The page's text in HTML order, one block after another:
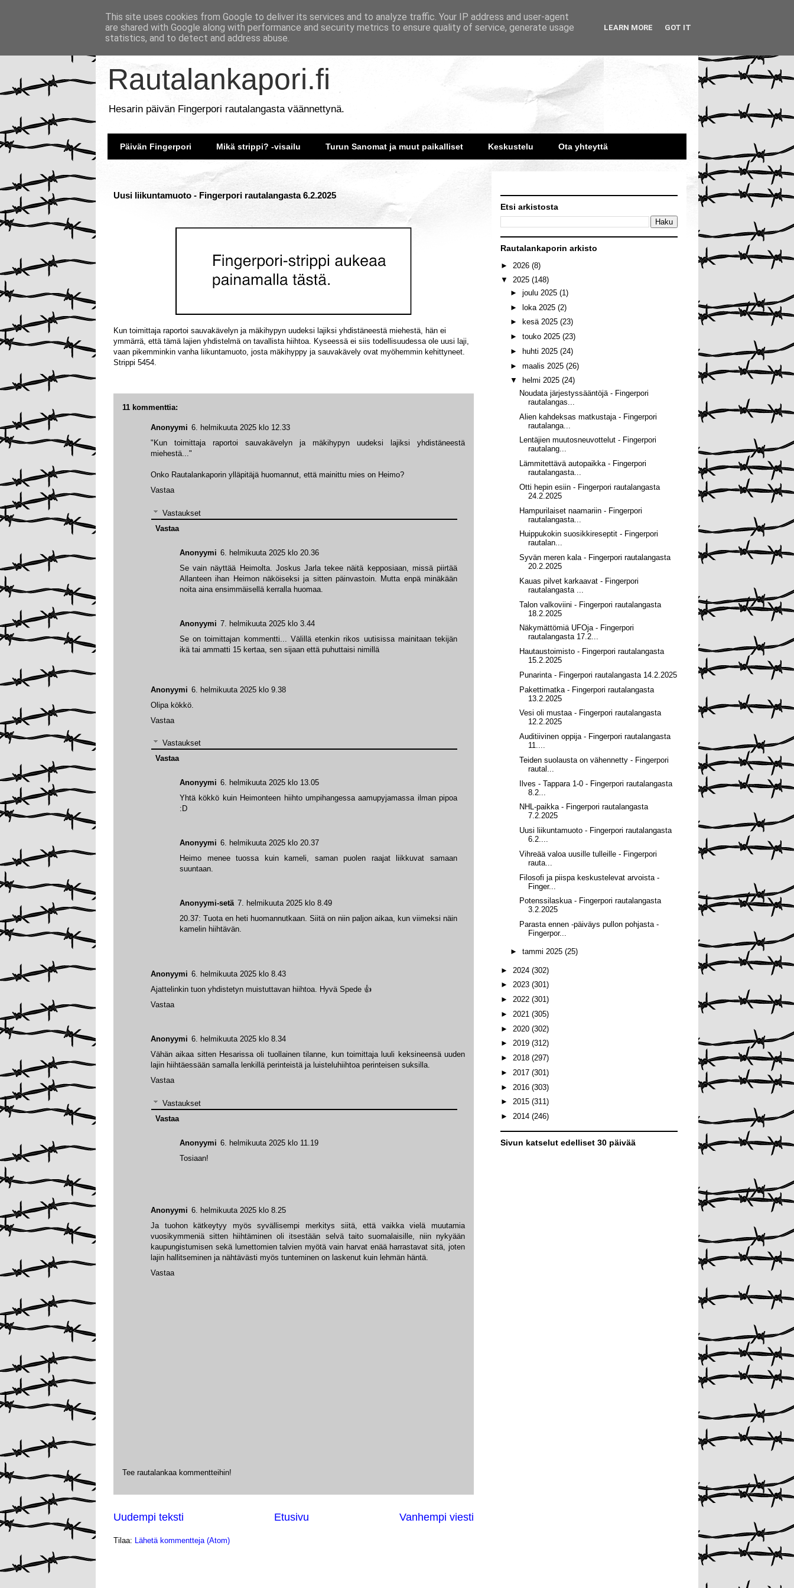
Rautalankapori.fi
Hesarin päivän Fingerpori rautalangasta väännettynä.
Päivän Fingerpori Mikä strippi? -visailu Turun Sanomat ja muut paikalliset Keskustelu Ota yhteyttä
Uusi liikuntamuoto - Fingerpori rautalangasta 6.2.2025
Kun toimittaja raportoi sauvakävelyn ja mäkihypyn uudeksi lajiksi yhdistäneestä miehestä, hän ei
ymmärrä, että tämä lajien yhdistelmä on tavallista hiihtoa. Kyseessä ei siis todellisuudessa ole uusi laji,
vaan pikemminkin vanha liikuntamuoto, josta mäkihyppy ja sauvakävely ovat myöhemmin kehittyneet.
Strippi 5454.
11 kommenttia:
Anonyymi 6. helmikuuta 2025 klo 8.25
Ja tuohon kätkeytyy myös syvällisempi merkitys siitä, että vaikka vielä muutamia
vuosikymmeniä sitten hiihtäminen oli itsestään selvä taito suomalaisille, niin nykyään
kaupungistumisen sekä lumettomien talvien myötä vain harvat enää harrastavat sitä, joten
lajin hallitseminen ja nähtävästi myös tunteminen on laskenut kuin lehmän häntä.
Vastaa
Anonyymi 6. helmikuuta 2025 klo 8.34
Vähän aikaa sitten Hesarissa oli tuollainen tilanne, kun toimittaja luuli keksineensä uuden
lajin hiihtäessään samalla lenkillä perinteistä ja luisteluhiihtoa perinteisen suksilla.
Vastaa
Vastaukset
Anonyymi 6. helmikuuta 2025 klo 11.19
Tosiaan!
Vastaa
Anonyymi 6. helmikuuta 2025 klo 8.43
Ajattelinkin tuon yhdistetyn muistuttavan hiihtoa. Hyvä Spede 👍
Vastaa
Anonyymi 6. helmikuuta 2025 klo 9.38
Olipa kökkö.
Vastaa
Vastaukset
Anonyymi 6. helmikuuta 2025 klo 13.05
Yhtä kökkö kuin Heimonteen hiihto umpihangessa aamupyjamassa ilman pipoa
:D
Anonyymi 6. helmikuuta 2025 klo 20.37
Heimo menee tuossa kuin kameli, saman puolen raajat liikkuvat samaan
suuntaan.
Anonyymi-setä 7. helmikuuta 2025 klo 8.49
20.37: Tuota en heti huomannutkaan. Siitä on niin paljon aikaa, kun viimeksi näin
kamelin hiihtävän.
Vastaa
Anonyymi 6. helmikuuta 2025 klo 12.33
"Kun toimittaja raportoi sauvakävelyn ja mäkihypyn uudeksi lajiksi yhdistäneestä
miehestä..."
Onko Rautalankaporin ylläpitäjä huomannut, että mainittu mies on Heimo?
Vastaa
Vastaukset
Anonyymi 6. helmikuuta 2025 klo 20.36
Se vain näyttää Heimolta. Joskus Jarla tekee näitä kepposiaan, missä piirtää
Allanteen ihan Heimon näköiseksi ja sitten päinvastoin. Mutta enpä minäkään
noita aina ensimmäisellä kerralla huomaa.
Anonyymi 7. helmikuuta 2025 klo 3.44
Se on toimittajan kommentti... Välillä etenkin rikos uutisissa mainitaan tekijän
ikä tai ammatti 15 kertaa, sen sijaan että puhuttaisi nimillä
Vastaa
Tee rautalankaa kommentteihin!
Uudempi teksti Vanhempi viesti
Etusivu
Tilaa: Lähetä kommentteja (Atom)
Etsi arkistosta
Rautalankaporin arkisto
► 2026 (8)
▼ 2025 (148)
► joulu 2025 (1)
► loka 2025 (2)
►
kesä 2025 (23)
► touko 2025 (23)
►
huhti 2025 (24)
► maalis 2025 (26)
▼
helmi 2025 (24)
Noudata järjestyssääntöjä - Fingerpori
rautalangas...
Alien kahdeksas matkustaja - Fingerpori
rautalanga...
Lentäjien muutosneuvottelut - Fingerpori
rautalang...
Lämmitettävä autopaikka - Fingerpori
rautalangasta...
Otti hepin esiin - Fingerpori rautalangasta
24.2.2025
Hampurilaiset naamariin - Fingerpori
rautalangasta...
Huippukokin suosikkireseptit - Fingerpori
rautalan...
Syvän meren kala - Fingerpori rautalangasta
20.2.2025
Kauas pilvet karkaavat - Fingerpori
rautalangasta ...
Talon valkoviini - Fingerpori rautalangasta
18.2.2025
Näkymättömiä UFOja - Fingerpori
rautalangasta 17.2...
Hautaustoimisto - Fingerpori rautalangasta
15.2.2025
Punarinta - Fingerpori rautalangasta 14.2.2025
Pakettimatka - Fingerpori rautalangasta
13.2.2025
Vesi oli mustaa - Fingerpori rautalangasta
12.2.2025
Auditiivinen oppija - Fingerpori rautalangasta
11....
Teiden suolausta on vähennetty - Fingerpori
rautal...
Ilves - Tappara 1-0 - Fingerpori rautalangasta
8.2...
NHL-paikka - Fingerpori rautalangasta
7.2.2025
Uusi liikuntamuoto - Fingerpori rautalangasta
6.2....
Vihreää valoa uusille tulleille - Fingerpori
rauta...
Filosofi ja piispa keskustelevat arvoista -
Finger...
Potenssilaskua - Fingerpori rautalangasta
3.2.2025
Parasta ennen -päiväys pullon pohjasta -
Fingerpor...
► tammi 2025 (25)
► 2024 (302)
► 2023 (301)
► 2022 (301)
► 2021 (305)
► 2020 (302)
► 2019 (312)
► 2018 (297)
► 2017 (301)
► 2016 (303)
► 2015 (311)
► 2014 (246)
Sivun katselut edelliset 30 päivää
This site uses cookies from Google to deliver its services and to analyze traffic. Your IP address and user-agent
are shared with Google along with performance and security metrics to ensure quality of service, generate usage
statistics, and to detect and address abuse.
LEARN MORE GOT IT